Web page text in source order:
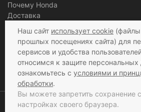
Почему Honda
Доставка
Гарантии
Магазин в Москве
Рекомендации по топливу
Политика конфиденциальности
Правила работы
© 2026 HONDA TOOLS
Наш сайт использует cookie
прошлых посещениях сайта) для
сервисов и удобства
относимся к защите
ознакомьтесь с условиями и
обработки.
Вы можете запретить сохранение
настройках своего браузера.